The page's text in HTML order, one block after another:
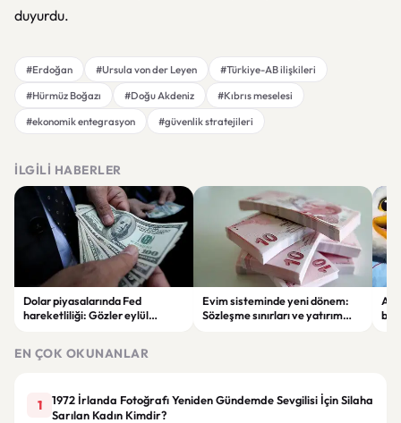
duyurdu.
#Erdoğan #Ursula von der Leyen
#Türkiye-AB ilişkileri
#Hürmüz Boğazı
#Doğu Akdeniz
#Kıbrıs meselesi
#ekonomik entegrasyon
#güvenlik stratejileri
İLGILI HABERLER
Dolar piyasalarında Fed
hareketliliği: Gözler eylül
Evim sisteminde yeni dönem:
Sözleşme sınırları ve yatırım
EN ÇOK OKUNANLAR
1
1972 İrlanda Fotoğrafı Yeniden Gündemde Sevgilisi İçin Silaha
Sarılan Kadın Kimdir?